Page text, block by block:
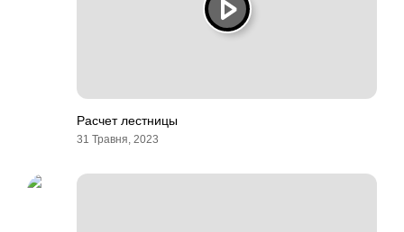
Расчет лестницы
31 Травня, 2023